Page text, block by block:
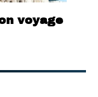
voyage